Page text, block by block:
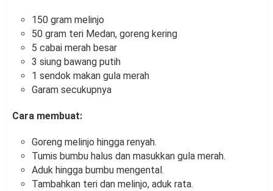
150 gram melinjo
50 gram teri Medan, goreng kering
5 cabai merah besar
3 siung bawang putih
1 sendok makan gula merah
Garam secukupnya
Cara membuat:
Goreng melinjo hingga renyah.
Tumis bumbu halus dan masukkan gula merah.
Aduk hingga bumbu mengental.
Tambahkan teri dan melinjo, aduk rata.